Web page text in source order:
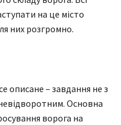
на це місто
них розгромно.
описане – завдання не з
Основна
ворога на